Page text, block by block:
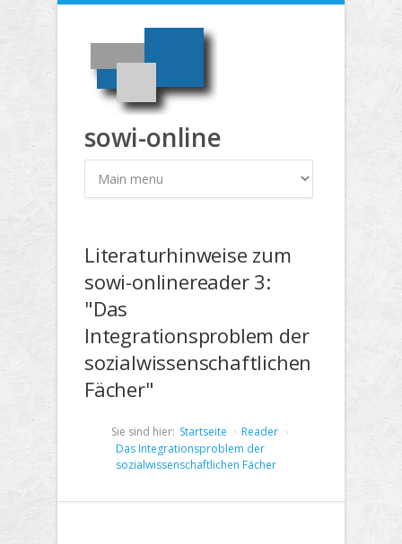
Direkt zum Inhalt
sowi-online
Literaturhinweise zum
sowi-onlinereader 3:
"Das
Integrationsproblem der
sozialwissenschaftlichen
Fächer"
Sie sind hier: Startseite
Reader
Das Integrationsproblem der
sozialwissenschaftlichen Fächer